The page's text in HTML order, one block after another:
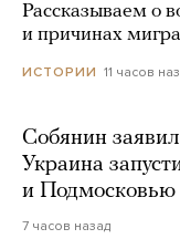
Рассказываем о
и причинах
ИСТОРИИ 11 часов
Собянин
Украина
и Подмосковью
7 часов назад